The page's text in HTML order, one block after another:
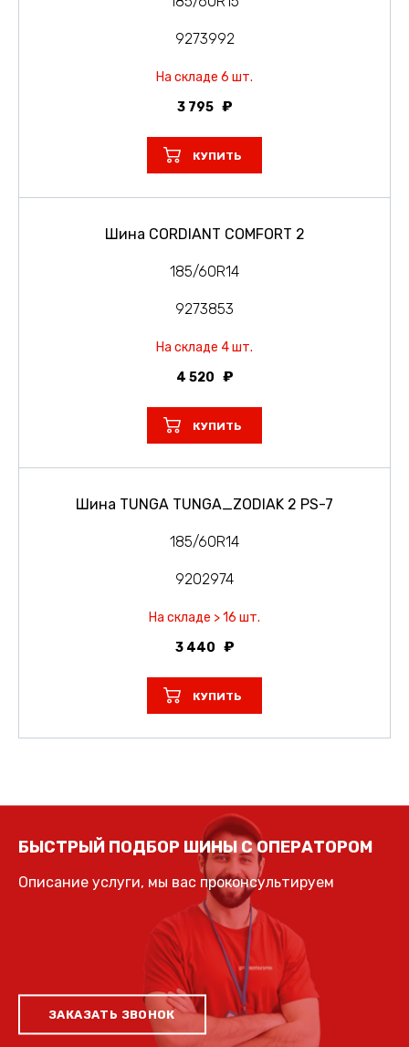
9273992
На складе 6 шт.
3 795
КУПИТЬ
Шина CORDIANT COMFORT 2
185/60R14
9273853
На складе 4 шт.
4 520
КУПИТЬ
Шина TUNGA TUNGA_ZODIAK 2 PS-7
185/60R14
9202974
На складе > 16 шт.
3 440
КУПИТЬ
БЫСТРЫЙ ПОДБОР ШИНЫ С ОПЕРАТОРОМ
Описание услуги, мы вас проконсультируем
ЗАКАЗАТЬ ЗВОНОК